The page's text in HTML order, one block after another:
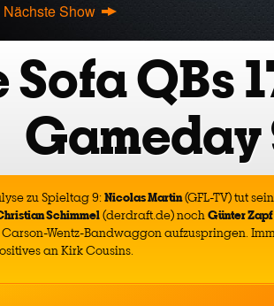
Nächste Show
QBs
Gameday
zu Spieltag 9:Nicolas Martin(GFL-TV) tut
Schimmel(derdraft.de) nochGünter Zapf
Wentz-Bandwaggon aufzuspringen.
an Kirk Cousins.